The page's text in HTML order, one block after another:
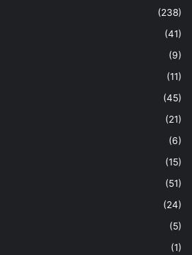
(238)
(41)
(9)
(11)
(45)
(21)
(6)
(15)
(51)
(24)
(5)
(1)